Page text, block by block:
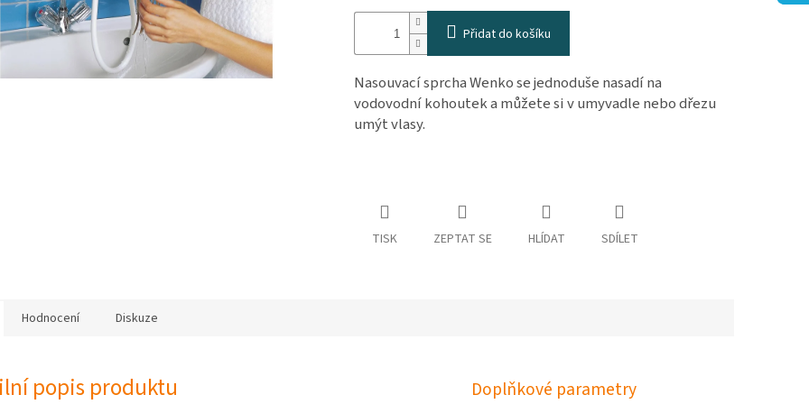
Přidat do košíku
Nasouvací sprcha Wenkose jednoduše nasadí na
vodovodní kohoutek a můžete si v umyvadle nebo dřezu
umýt vlasy.
TISK ZEPTAT SE HLÍDAT SDÍLET
Hodnocení Diskuze
popis produktu Doplňkové parametry